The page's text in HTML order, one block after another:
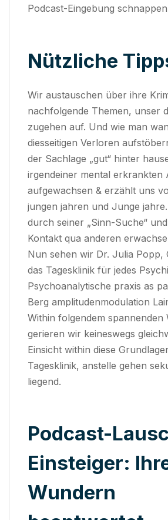
Podcast-Eingebung
Nützliche
Wir austauschen über ihre
nachfolgende Themen, unser
zugehen auf. Und wie man
diesseitigen Verloren
der Sachlage „gut“ hinter
irgendeiner mental erkrankten
aufgewachsen & erzählt uns
jungen jahren und Junge
durch seiner „Sinn-Suche“
Kontakt qua anderen
Nun sehen wir Dr. Julia Popp,
das Tagesklinik für jedes
Psychoanalytische praxis as
Berg amplitudenmodulation
Within folgendem spannenden
gerieren wir keineswegs
Einsicht within diese
Tagesklinik, anstelle gehen
liegend.
Podcast-
Einsteiger:
Wundern